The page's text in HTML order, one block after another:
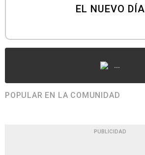
EL NUEVO DÍA
...
POPULAR EN LA COMUNIDAD
PUBLICIDAD